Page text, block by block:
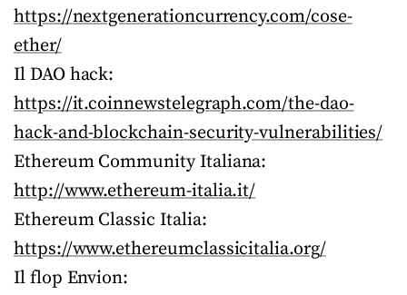
https://nextgenerationcurrency.com/cose-
ether/
Il DAO hack:
https://it.coinnewstelegraph.com/the-dao-
hack-and-blockchain-security-vulnerabilities/
Ethereum Community Italiana:
http://www.ethereum-italia.it/
Ethereum Classic Italia:
https://www.ethereumclassicitalia.org/
Il flop Envion: